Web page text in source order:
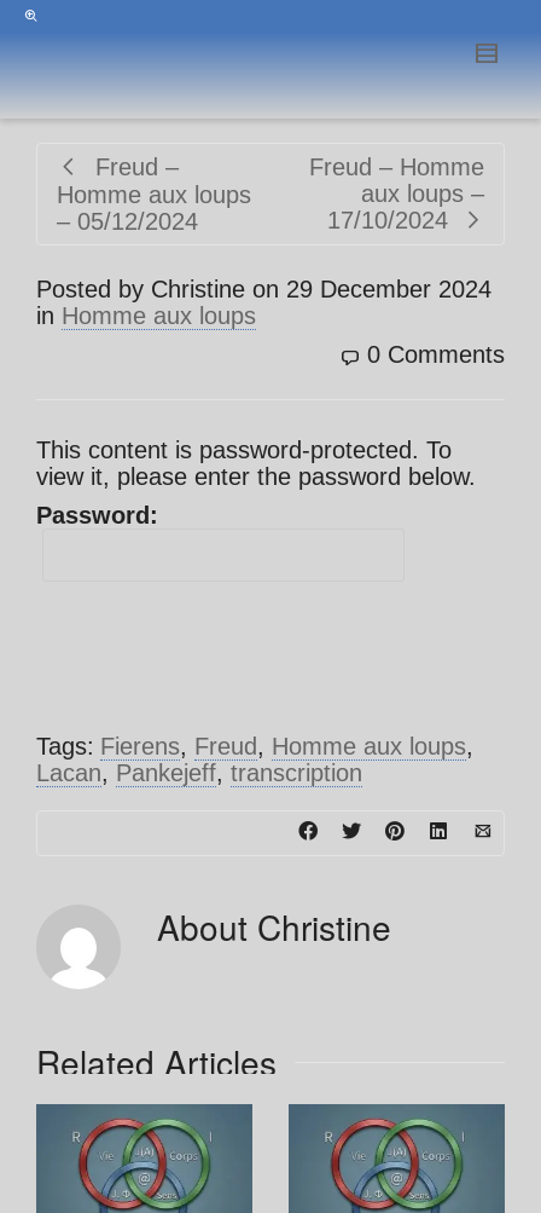
Freud –
Homme aux loups
– 05/12/2024
Freud – Homme
aux loups –
17/10/2024
Posted by Christine on 29 December 2024
in Homme aux loups
0 Comments
This content is password-protected. To
view it, please enter the password below.
Password:
Tags: Fierens, Freud, Homme aux loups,
Lacan, Pankejeff, transcription
About Christine
Related Articles